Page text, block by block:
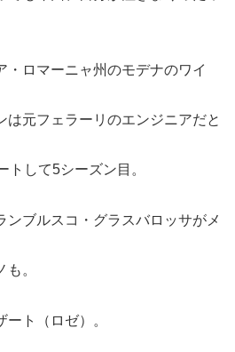
・ロマーニャ州のモデナのワイ
は元フェラーリのエンジニアだと
トして5シーズン目。
ンブルスコ・グラスバロッサがメ
。
ト（ロゼ）。